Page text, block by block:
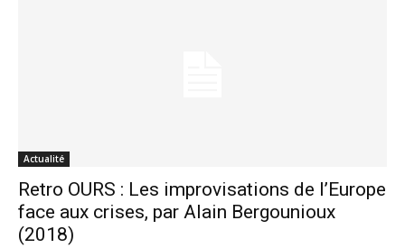
Actualité
Retro OURS : Les improvisations de l’Europe
face aux crises, par Alain Bergounioux
(2018)